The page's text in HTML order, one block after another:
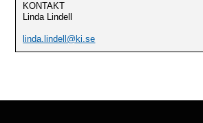
KONTAKT
Linda Lindell
linda.lindell@ki.se